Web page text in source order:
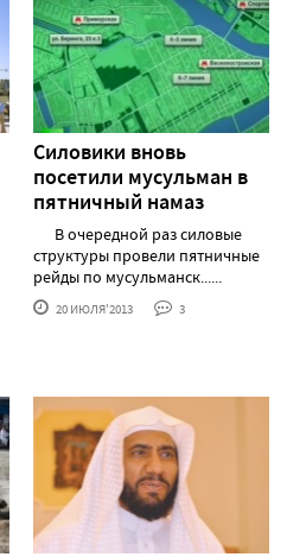
Силовики вновь
посетили мусульман в
пятничный намаз
В очередной раз силовые
структуры провели пятничные
рейды по мусульманск......
20 ИЮЛЯ'2013 3